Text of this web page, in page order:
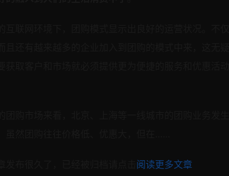
阅读更多文章